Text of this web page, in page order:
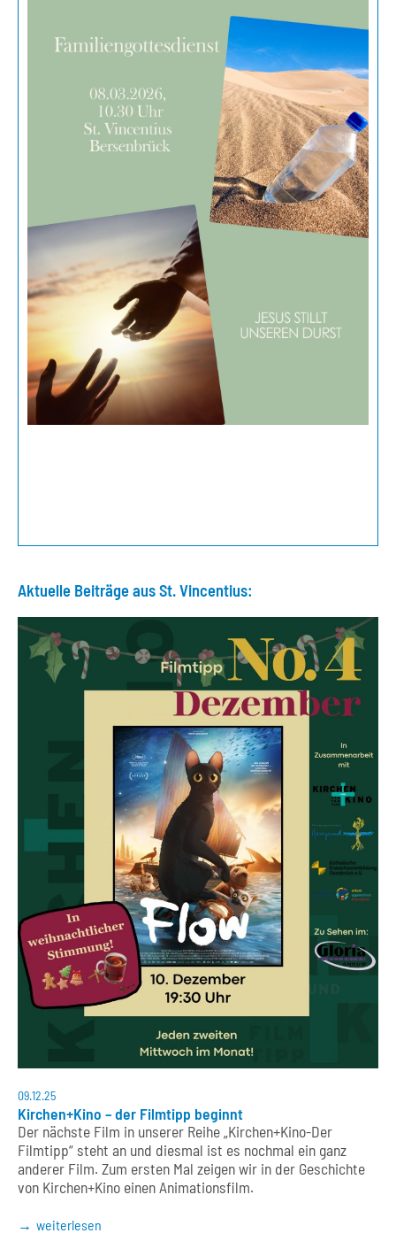
Aktuelle Beiträge aus St. Vincentius:
09.12.25
Kirchen+Kino – der Filmtipp beginnt
Der nächste Film in unserer Reihe „Kirchen+Kino-Der
Filmtipp“ steht an und diesmal ist es nochmal ein ganz
anderer Film. Zum ersten Mal zeigen wir in der Geschichte
von Kirchen+Kino einen Animationsfilm.
weiterlesen